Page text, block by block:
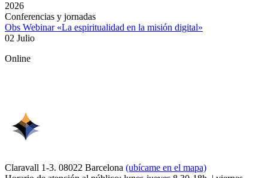
2026
Conferencias y jornadas
Obs Webinar «La espiritualidad en la misión digital»
02 Julio
Online
Claravall 1-3. 08022 Barcelona (ubícame en el mapa)